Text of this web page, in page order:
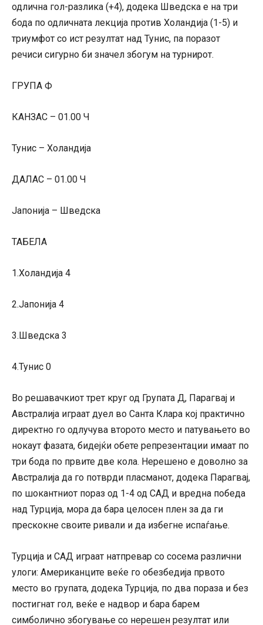
одлична гол-разлика (+4), додека Шведска е на три
бода по одличната лекција против Холандија (1-5) и
триумфот со ист резултат над Тунис, па поразот
речиси сигурно би значел збогум на турнирот.
ГРУПА Ф
КАНЗАС – 01.00 Ч
Тунис – Холандија
ДАЛАС – 01.00 Ч
Јапонија – Шведска
ТАБЕЛА
1.Холандија 4
2.Јапонија 4
3.Шведска 3
4.Тунис 0
Во решавачкиот трет круг од Групата Д, Парагвај и
Австралија играат дуел во Санта Клара кој практично
директно го одлучува второто место и патувањето во
нокаут фазата, бидејќи обете репрезентации имаат по
три бода по првите две кола. Нерешено е доволно за
Австралија да го потврди пласманот, додека Парагвај,
по шокантниот пораз од 1-4 од САД и вредна победа
над Турција, мора да бара целосен плен за да ги
прескокне своите ривали и да избегне испаѓање.
Турција и САД играат натпревар со сосема различни
улоги: Американците веќе го обезбедија првото
место во групата, додека Турција, по два пораза и без
постигнат гол, веќе е надвор и бара барем
симболично збогување со нерешен резултат или